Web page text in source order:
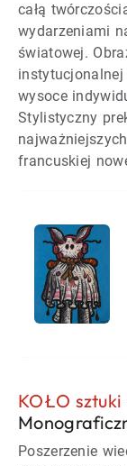
całą
wydarzeniami
światowej.
instytucjonalnej
wysoce
Stylistyczny
francuskiej
KOŁO sztuki
Poszerzenie